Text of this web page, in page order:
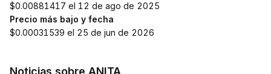
$0.00881417 el 12 de ago de 2025
Precio más bajo y fecha
$0.00031539 el 25 de jun de 2026
Noticias sobre ANITA